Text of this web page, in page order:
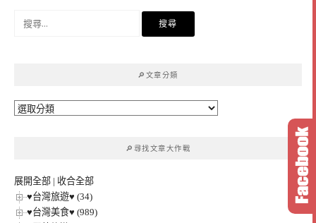
🔎文章分類
🔎
🔎尋找文章大作戰
展開全部 | 收合全部
♥台灣旅遊♥ (34)
♥台灣美食♥ (989)